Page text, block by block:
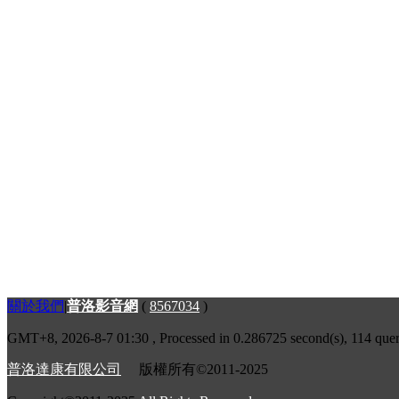
關於我們|普洛影音網 ( 8567034 )
GMT+8, 2026-8-7 01:30 , Processed in 0.286725 second(s), 114
普洛達康有限公司 版權所有©2011-2025